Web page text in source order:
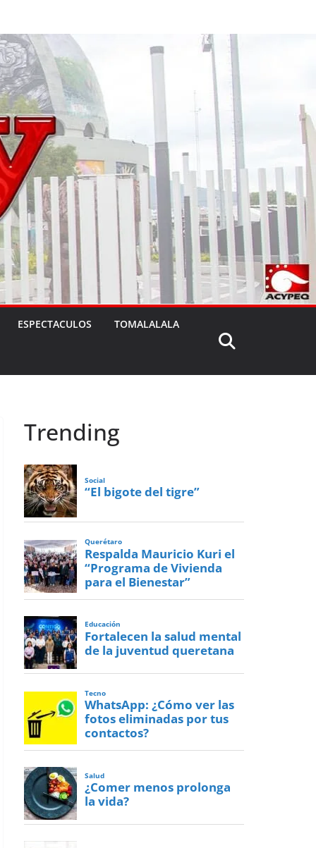
ESPECTACULOS TOMALALALA
Trending
Social
“El bigote del tigre”
Querétaro
Respalda Mauricio Kuri el
“Programa de Vivienda
para el Bienestar”
Educación
Fortalecen la salud mental
de la juventud queretana
Tecno
WhatsApp: ¿Cómo ver las
fotos eliminadas por tus
contactos?
Salud
¿Comer menos prolonga
la vida?